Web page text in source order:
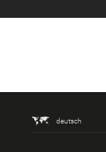
deutsch